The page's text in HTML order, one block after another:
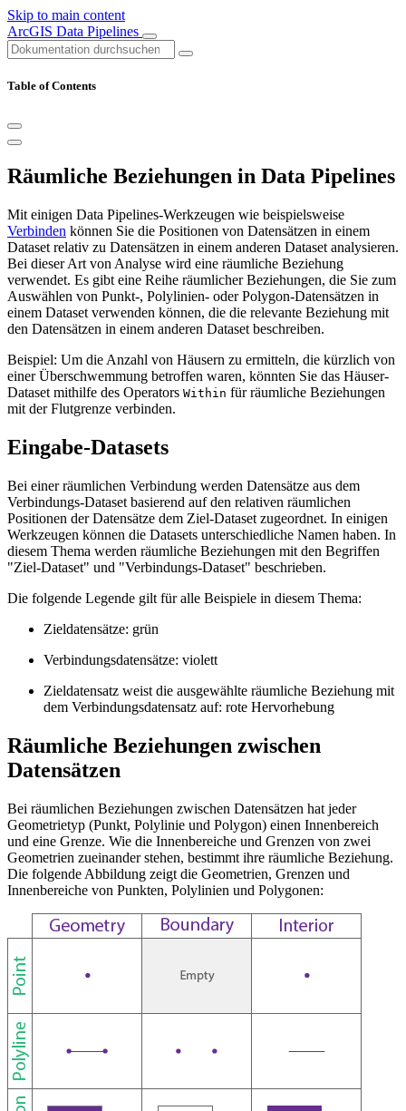
Skip to main content
ArcGIS Data Pipelines
Table of Contents
Räumliche Beziehungen in Data Pipelines
Mit einigen Data Pipelines-Werkzeugen wie beispielsweise
Verbinden können Sie die Positionen von Datensätzen in einem
Dataset relativ zu Datensätzen in einem anderen Dataset analysieren.
Bei dieser Art von Analyse wird eine räumliche Beziehung
verwendet. Es gibt eine Reihe räumlicher Beziehungen, die Sie zum
Auswählen von Punkt-, Polylinien- oder Polygon-Datensätzen in
einem Dataset verwenden können, die die relevante Beziehung mit
den Datensätzen in einem anderen Dataset beschreiben.
Beispiel: Um die Anzahl von Häusern zu ermitteln, die kürzlich von
einer Überschwemmung betroffen waren, könnten Sie das Häuser-
Dataset mithilfe des Operators Within für räumliche Beziehungen
mit der Flutgrenze verbinden.
Eingabe-Datasets
Bei einer räumlichen Verbindung werden Datensätze aus dem
Verbindungs-Dataset basierend auf den relativen räumlichen
Positionen der Datensätze dem Ziel-Dataset zugeordnet. In einigen
Werkzeugen können die Datasets unterschiedliche Namen haben. In
diesem Thema werden räumliche Beziehungen mit den Begriffen
"Ziel-Dataset" und "Verbindungs-Dataset" beschrieben.
Die folgende Legende gilt für alle Beispiele in diesem Thema:
Zieldatensätze: grün
Verbindungsdatensätze: violett
Zieldatensatz weist die ausgewählte räumliche Beziehung mit
dem Verbindungsdatensatz auf: rote Hervorhebung
Räumliche Beziehungen zwischen
Datensätzen
Bei räumlichen Beziehungen zwischen Datensätzen hat jeder
Geometrietyp (Punkt, Polylinie und Polygon) einen Innenbereich
und eine Grenze. Wie die Innenbereiche und Grenzen von zwei
Geometrien zueinander stehen, bestimmt ihre räumliche Beziehung.
Die folgende Abbildung zeigt die Geometrien, Grenzen und
Innenbereiche von Punkten, Polylinien und Polygonen: